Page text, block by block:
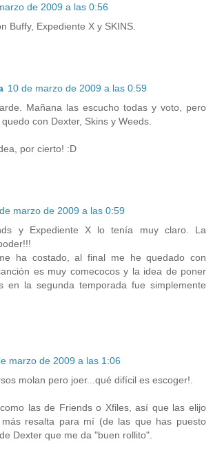
de 2009 a las 0:56
Buffy, Expediente X y SKINS.
10 de marzo de 2009 a las 0:59
Mañana las escucho todas y voto, pero
con Dexter, Skins y Weeds.
por cierto! :D
marzo de 2009 a las 0:59
y Expediente X lo tenía muy claro. La
ha costado, al final me he quedado con
es muy comecocos y la idea de poner
en la segunda temporada fue simplemente
marzo de 2009 a las 1:06
molan pero joer...qué difícil es escoger!.
las de Friends o Xfiles, así que las elijo
resalta para mí (de las que has puesto
Dexter que me da "buen rollito".